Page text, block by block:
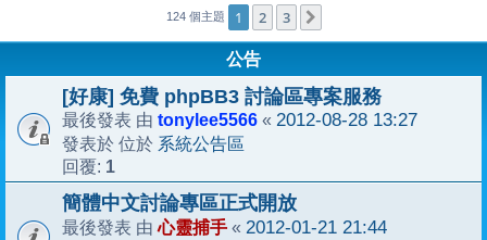
124 個主題 1 2 3
公告
[好康] 免費 phpBB3 討論區專案服務
最後發表 由 tonylee5566 « 2012-08-28 13:27
發表於 位於 系統公告區
回覆: 1
簡體中文討論專區正式開放
最後發表 由心靈捕手 « 2012-01-21 21:44